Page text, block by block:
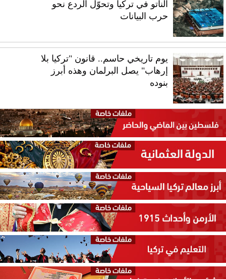
الناتو في تركيا وتحوّل الردع نحو
حرب البيانات
يوم تاريخي حاسم.. قانون "تركيا بلا
إرهاب" يصل البرلمان وهذه أبرز
بنوده